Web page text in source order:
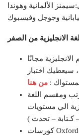
الألمانية وهوندا
مجانًا
سيعطيك اختبار
: من هنا
ومقسم اللغة
الي مستويات